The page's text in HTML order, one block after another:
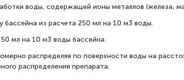
воды, содержащей ионы металлов (железа,
бассейна из расчета 250 мл на 10 м3 воды.
мл на 10 м3 воды бассейна.
распределяя по поверхности воды на
распределения препарата.